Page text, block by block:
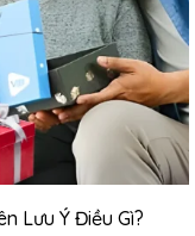
Lưu Ý Điều Gì?